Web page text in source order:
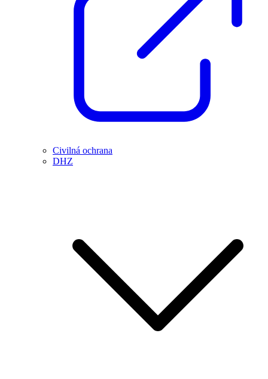
Civilná ochrana
DHZ